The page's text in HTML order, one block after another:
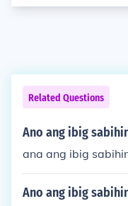
Related Questions
Ano ang ibig
ana ang ibig
Ano ang ibig